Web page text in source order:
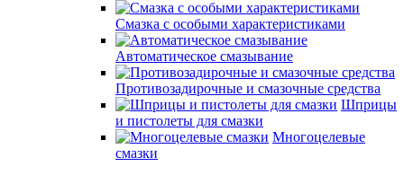
Смазка с особыми характеристиками
Автоматическое смазывание
Противозадирочные и смазочные средства
Шприцы
и пистолеты для смазки
Многоцелевые
смазки